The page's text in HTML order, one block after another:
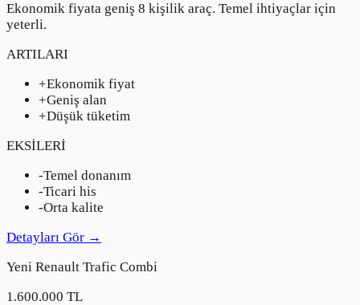
Ekonomik fiyata geniş 8 kişilik araç. Temel ihtiyaçlar için
yeterli.
ARTILARI
+Ekonomik fiyat
+Geniş alan
+Düşük tüketim
EKSİLERİ
-Temel donanım
-Ticari his
-Orta kalite
Detayları Gör →
Yeni Renault Trafic Combi
1.600.000 TL